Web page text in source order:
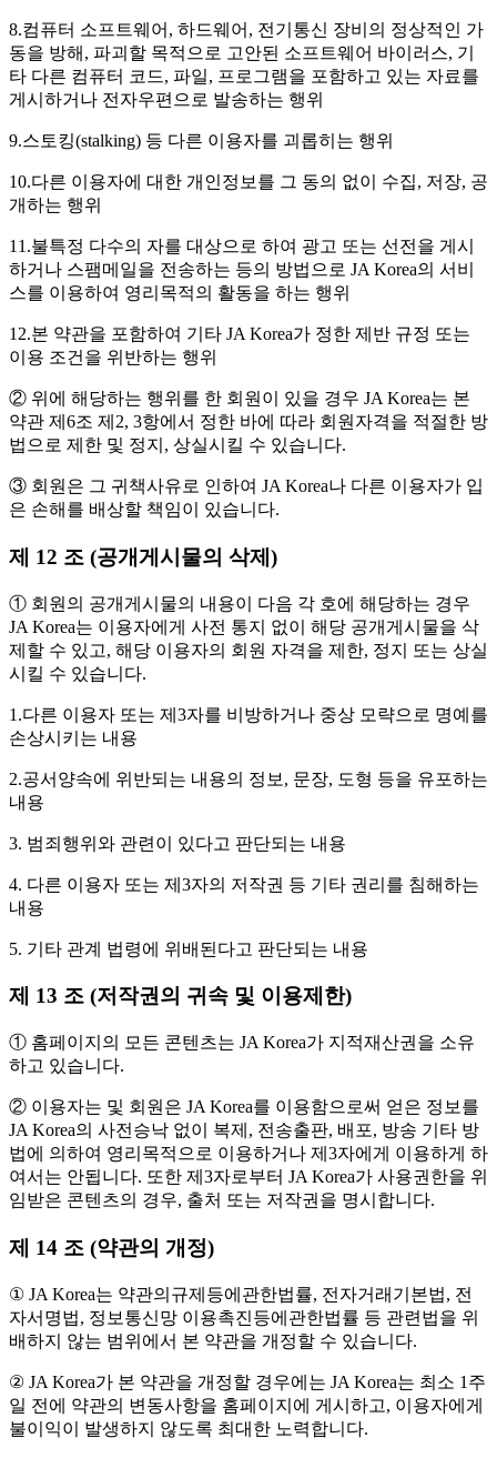
8.컴퓨터 소프트웨어, 하드웨어, 전기통신 장비의 정상적인 가
동을 방해, 파괴할 목적으로 고안된 소프트웨어 바이러스, 기
타 다른 컴퓨터 코드, 파일, 프로그램을 포함하고 있는 자료를
게시하거나 전자우편으로 발송하는 행위
9.스토킹(stalking) 등 다른 이용자를 괴롭히는 행위
10.다른 이용자에 대한 개인정보를 그 동의 없이 수집, 저장, 공
개하는 행위
11.불특정 다수의 자를 대상으로 하여 광고 또는 선전을 게시
하거나 스팸메일을 전송하는 등의 방법으로 JA Korea의 서비
스를 이용하여 영리목적의 활동을 하는 행위
12.본 약관을 포함하여 기타 JA Korea가 정한 제반 규정 또는
이용 조건을 위반하는 행위
② 위에 해당하는 행위를 한 회원이 있을 경우 JA Korea는 본
약관 제6조 제2, 3항에서 정한 바에 따라 회원자격을 적절한 방
법으로 제한 및 정지, 상실시킬 수 있습니다.
③ 회원은 그 귀책사유로 인하여 JA Korea나 다른 이용자가 입
은 손해를 배상할 책임이 있습니다.
제 12 조 (공개게시물의 삭제)
① 회원의 공개게시물의 내용이 다음 각 호에 해당하는 경우
JA Korea는 이용자에게 사전 통지 없이 해당 공개게시물을 삭
제할 수 있고, 해당 이용자의 회원 자격을 제한, 정지 또는 상실
시킬 수 있습니다.
1.다른 이용자 또는 제3자를 비방하거나 중상 모략으로 명예를
손상시키는 내용
2.공서양속에 위반되는 내용의 정보, 문장, 도형 등을 유포하는
내용
3. 범죄행위와 관련이 있다고 판단되는 내용
4. 다른 이용자 또는 제3자의 저작권 등 기타 권리를 침해하는
내용
5. 기타 관계 법령에 위배된다고 판단되는 내용
제 13 조 (저작권의 귀속 및 이용제한)
① 홈페이지의 모든 콘텐츠는 JA Korea가 지적재산권을 소유
하고 있습니다.
② 이용자는 및 회원은 JA Korea를 이용함으로써 얻은 정보를
JA Korea의 사전승낙 없이 복제, 전송출판, 배포, 방송 기타 방
법에 의하여 영리목적으로 이용하거나 제3자에게 이용하게 하
여서는 안됩니다. 또한 제3자로부터 JA Korea가 사용권한을 위
임받은 콘텐츠의 경우, 출처 또는 저작권을 명시합니다.
제 14 조 (약관의 개정)
① JA Korea는 약관의규제등에관한법률, 전자거래기본법, 전
자서명법, 정보통신망 이용촉진등에관한법률 등 관련법을 위
배하지 않는 범위에서 본 약관을 개정할 수 있습니다.
② JA Korea가 본 약관을 개정할 경우에는 JA Korea는 최소 1주
일 전에 약관의 변동사항을 홈페이지에 게시하고, 이용자에게
불이익이 발생하지 않도록 최대한 노력합니다.